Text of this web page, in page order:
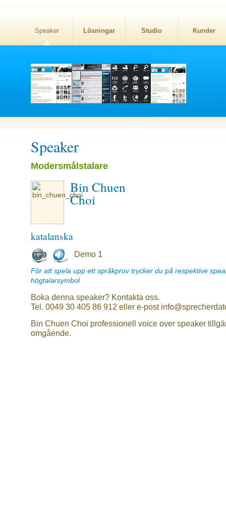
Speaker Lösningar Studio Kunder
Speaker
Modersmålstalare
Bin Chuen
Choi
katalanska
Demo 1
För att spela upp ett språkprov trycker du på respektive
högtalarsymbol
Boka denna speaker? Kontakta oss.
Tel. 0049 30 405 86 912 eller e-post
Bin Chuen Choi professionell voice over speaker
omgående.